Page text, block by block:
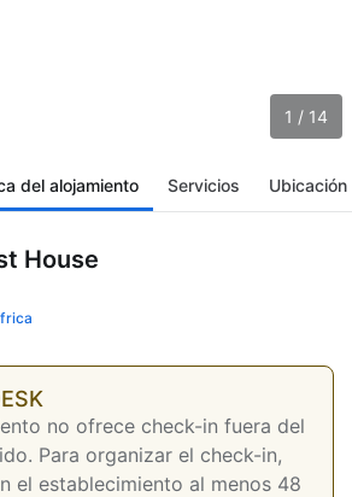
1 / 14
del alojamiento Servicios Ubicación
House
no ofrece check-in fuera del
Para organizar el check-in,
el establecimiento al menos 48